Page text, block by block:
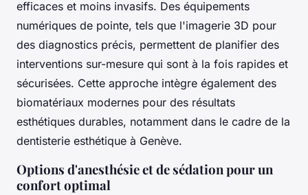
efficaces et moins invasifs. Des équipements
numériques de pointe, tels que l'imagerie 3D pour
des diagnostics précis, permettent de planifier des
interventions sur-mesure qui sont à la fois rapides et
sécurisées. Cette approche intègre également des
biomatériaux modernes pour des résultats
esthétiques durables, notamment dans le cadre de la
dentisterie esthétique à Genève.
Options d'anesthésie et de sédation pour un
confort optimal